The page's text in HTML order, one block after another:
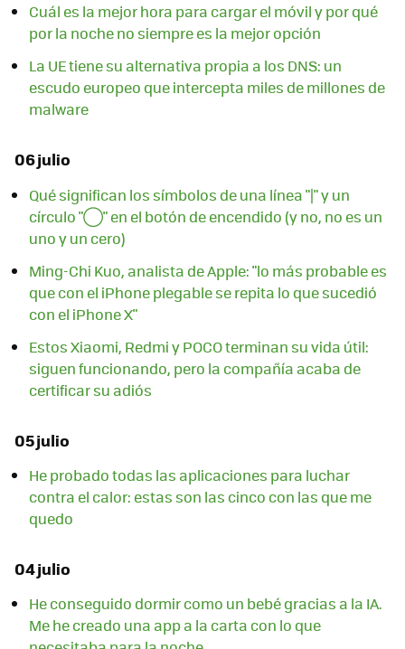
Cuál es la mejor hora para cargar el móvil y por qué
por la noche no siempre es la mejor opción
La UE tiene su alternativa propia a los DNS: un
escudo europeo que intercepta miles de millones de
malware
06 julio
Qué significan los símbolos de una línea "|" y un
círculo "◯" en el botón de encendido (y no, no es un
uno y un cero)
Ming-Chi Kuo, analista de Apple: "lo más probable es
que con el iPhone plegable se repita lo que sucedió
con el iPhone X"
Estos Xiaomi, Redmi y POCO terminan su vida útil:
siguen funcionando, pero la compañía acaba de
certificar su adiós
05 julio
He probado todas las aplicaciones para luchar
contra el calor: estas son las cinco con las que me
quedo
04 julio
He conseguido dormir como un bebé gracias a la IA.
Me he creado una app a la carta con lo que